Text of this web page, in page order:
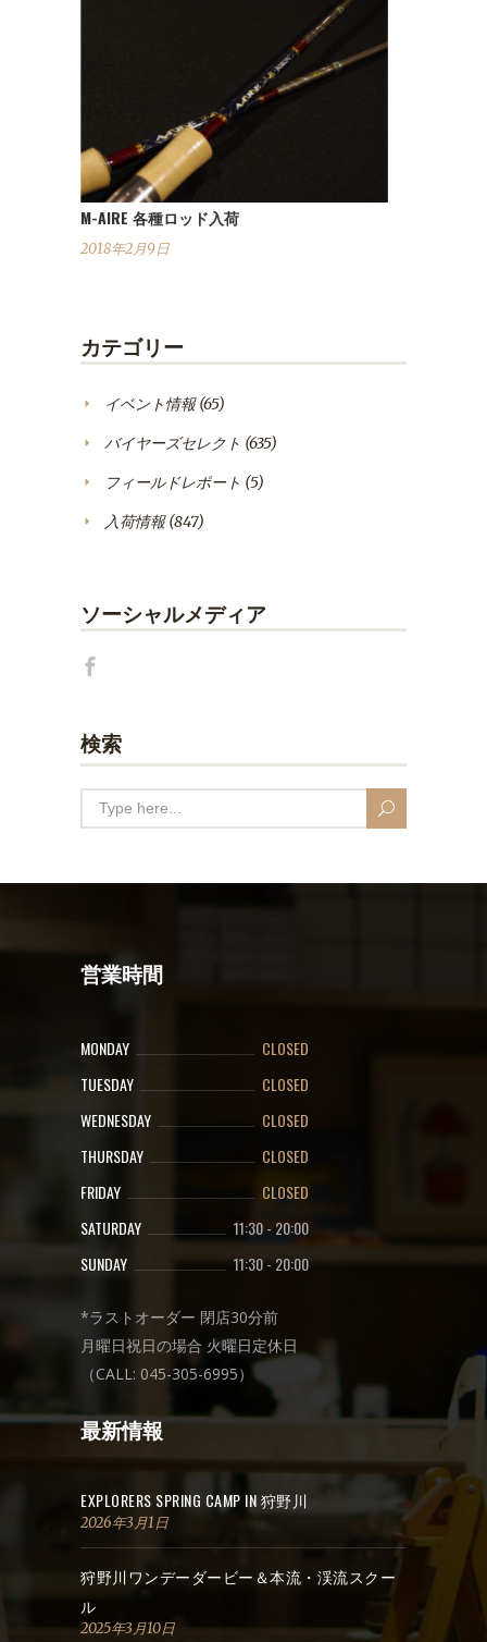
M-AIRE 各種ロッド入荷
2018年2月9日
カテゴリー
イベント情報(65)
バイヤーズセレクト (635)
フィールドレポート (5)
入荷情報(847)
ソーシャルメディア
検索
営業時間
MONDAY
CLOSED
TUESDAY
CLOSED
WEDNESDAY
CLOSED
THURSDAY
CLOSED
FRIDAY
CLOSED
SATURDAY
11:30- 20:00
SUNDAY
11:30-20:00
*ラストオーダー 閉店30分前
月曜日祝日の場合 火曜日定休日
（CALL: 045-305-6995）
最新情報
EXPLORERS SPRING CAMP IN 狩野川
2026年3月1日
狩野川ワンデーダービー＆本流・渓流スクー
ル
2025年3月10日